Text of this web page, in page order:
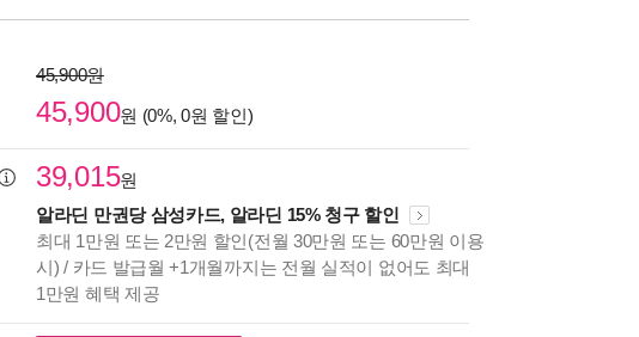
45,900원
45,900원 (0%, 0원 할인)
39,015원
알라딘 만권당 삼성카드, 알라딘 15% 청구 할인
최대 1만원 또는 2만원 할인(전월 30만원 또는 60만원 이용
시) / 카드 발급월 +1개월까지는 전월 실적이 없어도 최대
1만원 혜택 제공